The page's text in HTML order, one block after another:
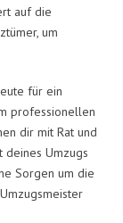
auf die
um
für ein
professionellen
dir mit Rat und
deines Umzugs
Sorgen um die